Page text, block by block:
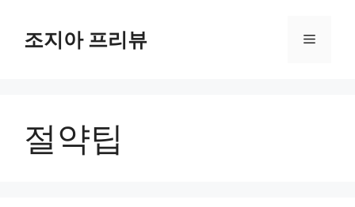
조지아 프리뷰 메
절약팁